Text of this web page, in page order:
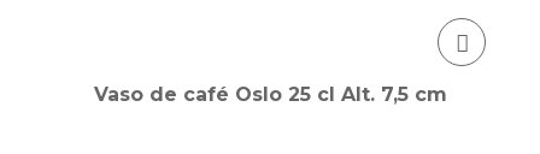
Vaso de café Oslo 25 cl Alt. 7,5 cm